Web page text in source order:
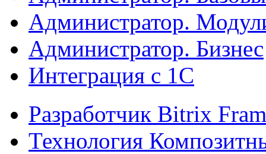
Администратор.
Администратор. Бизнес
Интеграция с 1С
Разработчик Bitrix
Технология